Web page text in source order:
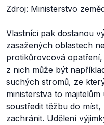
Zdroj: Ministerstvo
Vlastníci pak dostanou
zasažených oblastech
protikůrovcová
z nich může být
suchých stromů, ze
ministerstva to
soustředit těžbu do
zachránit. Udělení